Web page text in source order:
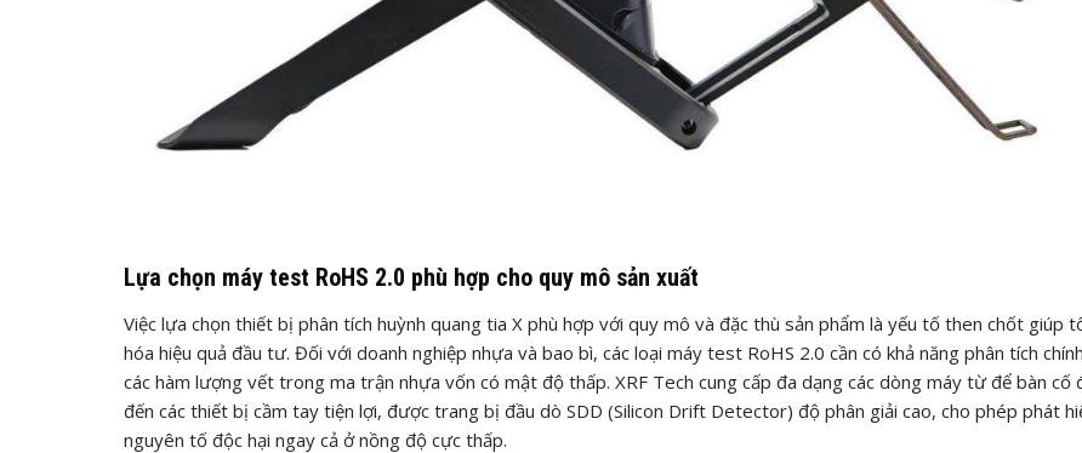
Lựa chọn máy test RoHS 2.0 phù hợp cho quy mô sản xuất
Việc lựa chọn thiết bị phân tích huỳnh quang tia X phù hợp với quy mô và đặc thù sản phẩm là yếu tố then chốt giúp
hóa hiệu quả đầu tư. Đối với doanh nghiệp nhựa và bao bì, các loại máy test RoHS 2.0 cần có khả năng phân tích
các hàm lượng vết trong ma trận nhựa vốn có mật độ thấp. XRF Tech cung cấp đa dạng các dòng máy từ để bàn cố
đến các thiết bị cầm tay tiện lợi, được trang bị đầu dò SDD (Silicon Drift Detector) độ phân giải cao, cho phép phát
nguyên tố độc hại ngay cả ở nồng độ cực thấp.